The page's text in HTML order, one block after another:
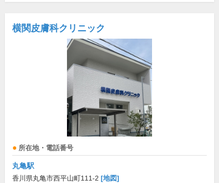
横関皮膚科クリニック
所在地・電話番号
丸亀駅
香川県丸亀市西平山町111-2 [地図]